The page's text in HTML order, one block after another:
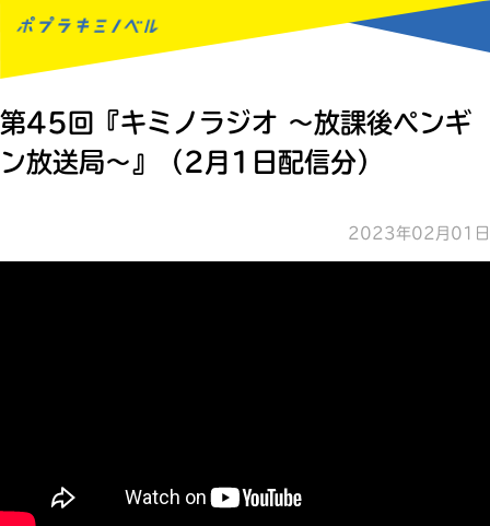
MENU
第45回『キミノラジオ ～放課後ペンギ
ン放送局～』（2月1日配信分）
2023年02月01日